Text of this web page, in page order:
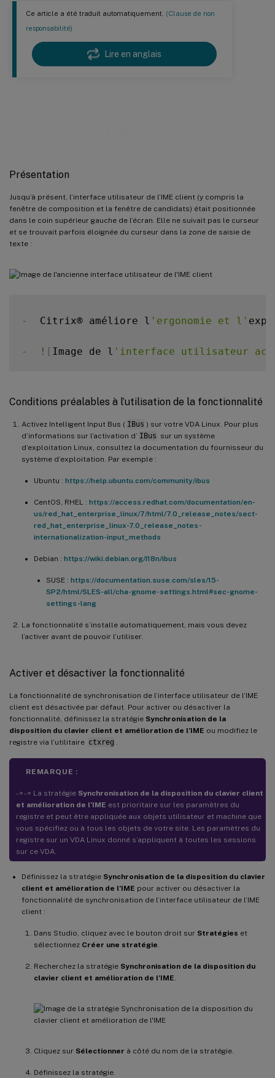
Ce article a été traduit automatiquement. (Clause de non
responsabilité)
Lire en anglais
Présentation
Jusqu’à présent, l’interface utilisateur de l’IME client (y compris la
fenêtre de composition et la fenêtre de candidats) était positionnée
dans le coin supérieur gauche de l’écran. Elle ne suivait pas le curseur
et se trouvait parfois éloignée du curseur dans la zone de saisie de
texte :
-
  Citrix® améliore l
'ergonomie et l'
- ! [ Image de l 'interface utilisateur
Conditions préalables à l’utilisation de la fonctionnalité
Activez Intelligent Input Bus ( IBus ) sur votre VDA Linux. Pour plus
d’informations sur l’activation d’ IBus sur un système
d’exploitation Linux, consultez la documentation du fournisseur du
système d’exploitation. Par exemple :
Ubuntu : https://help.ubuntu.com/community/ibus
CentOS, RHEL : https://access.redhat.com/documentation/en-
us/red_hat_enterprise_linux/7/html/7.0_release_notes/sect-
red_hat_enterprise_linux-7.0_release_notes-
internationalization-input_methods
Debian : https://wiki.debian.org/I18n/ibus
SUSE : https://documentation.suse.com/sles/15-
SP2/html/SLES-all/cha-gnome-settings.html#sec-gnome-
settings-lang
La fonctionnalité s’installe automatiquement, mais vous devez
l’activer avant de pouvoir l’utiliser.
Activer et désactiver la fonctionnalité
La fonctionnalité de synchronisation de l’interface utilisateur de l’IME
client est désactivée par défaut. Pour activer ou désactiver la
fonctionnalité, définissez la stratégie Synchronisation de la
disposition du clavier client et amélioration de l’IME ou modifiez le
registre via l’utilitaire ctxreg
REMARQUE :
- > - > La stratégie Synchronisation de la disposition du clavier client
et amélioration de l’IME est prioritaire sur les paramètres du
registre et peut être appliquée aux objets utilisateur et machine que
vous spécifiez ou à tous les objets de votre site. Les paramètres du
registre sur un VDA Linux donné s’appliquent à toutes les sessions
sur ce VDA.
Définissez la stratégie Synchronisation de la disposition du clavier
client et amélioration de l’IME pour activer ou désactiver la
fonctionnalité de synchronisation de l’interface utilisateur de l’IME
client :
Dans Studio, cliquez avec le bouton droit sur Stratégies et
sélectionnez Créer une stratégie
Recherchez la stratégie Synchronisation de la disposition du
clavier client et amélioration de l’IME
Cliquez sur Sélectionner à côté du nom de la stratégie.
Définissez la stratégie.